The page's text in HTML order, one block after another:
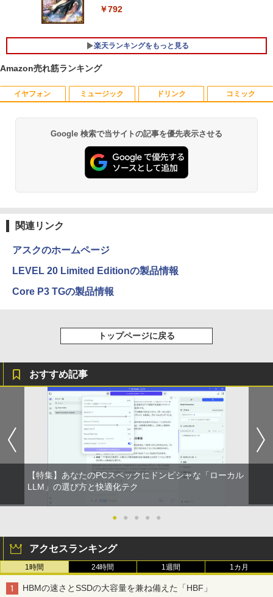
ンチ SSD512GB メモリ16GB Corei5 第
ン PC パソコン 中古ノートPC 中古PC 最
大SSD1TB メモリ32GB 中古パソコン フ
ルHD
￥24,800
エントリーで最大10倍！充実機能ノート
第8世代Core i3/i5 Core i7 最大メモリ16
GB 新品SSD256GB 東芝 NEC有名メー
カー15.6型 DVD内蔵 15.6インチ HDMI P
024可 Windows11 長期保証 中古PC
5
Philips｜フィリップス 液晶ディスプレ
イ(23.8型/IPS/WQHD 2560×1440/75Hz/1
￥792
楽天ランキングをもっと見る
Amazon売れ筋ランキング
イヤフォン
Anker Soundcore P40i オフホワイト
￥7,990
Anker Soundcore Liberty 5 ミッドナイトブ
軽量 ブルートゥースHi-Fi 最大36時間再生 ぶ
るーとゅーす コードレス ENCノイズキャン
セリング 自動ペアリング Type-C充電 マイク
付き 防水 タッチ式音量調整 スポーツ/通勤/通
学/WEB会議 6.0(オフホワイト)
￥2,599
Xiaomi シャオミ REDMI Buds 8 Lite ワイヤ
リング ANC 36時間再生
ミュージック
BRUCE WAYNE feat. Flo Milli, ATL Jacob
[Explicit]
￥250
￥250
On My Road (Stadium ver.)
￥250
BUGS LIFE
￥250
ドリンク
【Amazon.co.jp限定】 い・ろ・は・す 2L P
ET ラベルレス ×8本
￥1,112
ットル (Smart Basic)
￥1,380
強炭酸水 ペットボトル 500ミリリットル (Sm
art Basic)
￥1,625
コカ・コーラ やかんの麦茶 from 爽健美茶 ラ
ベルレス 650mlPET×24本
￥2,009
コミック
薬屋のひとりごと 17巻 (デジタル版ビッグガ
ンガンコミックス)
￥770
￥832
ONE PIECE モノクロ版 115 (ジャンプコミッ
￥572
スーパーの裏でヤニ吸うふたり 9巻 (デジタル
版ビッグガンガンコミックス)
￥810
Google 検索で当サイトの記事を優先表示させる
関連リンク
アスクのホームページ
LEVEL 20 Limited Editionの製品情報
Core P3 TGの製品情報
トップページに戻る
おすすめ記事
【特集】あなたのPCスペックにドンピシャな「ローカル
LLM」の選び方と快適化テク
● ● ● ● ●
アクセスランキング
1時間 24時間 1週間 1カ月
HBMの速さとSSDの大容量を兼ね備えた「HBF」